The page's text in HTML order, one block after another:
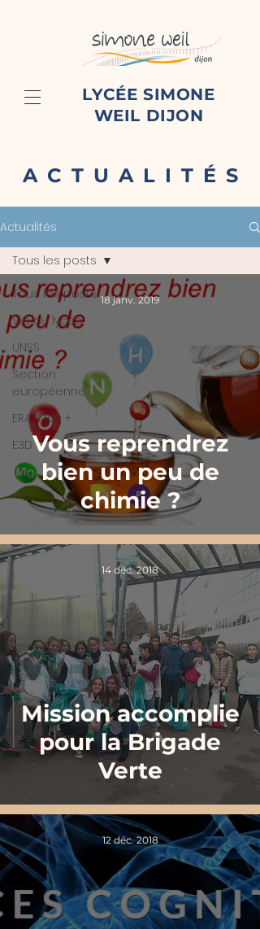
LYCÉE SIMONE
WEIL DIJON
ACTUALITÉS
Actualités
Tous les posts
Vie du lycée
UNSS
Section
européenne
ERASMUS +
E3D
Tous les posts
Vous reprendrez
bien un peu de
chimie ?
18 janv. 2019
Mission accomplie
pour la Brigade
Verte
14 déc. 2018
12 déc. 2018